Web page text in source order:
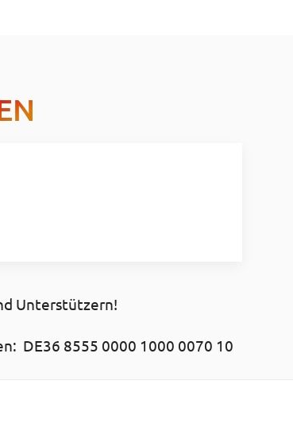
Unterstützern!
DE36 8555 0000 1000 0070 10